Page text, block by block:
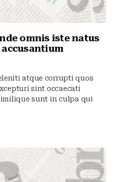
omnis iste natus
atque corrupti quos
sint occaecati
sunt in culpa qui